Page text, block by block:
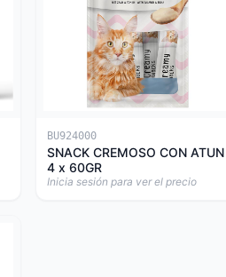
BU924000
SNACK CREMOSO CON ATUN
4 x 60GR
Inicia sesión para ver el precio